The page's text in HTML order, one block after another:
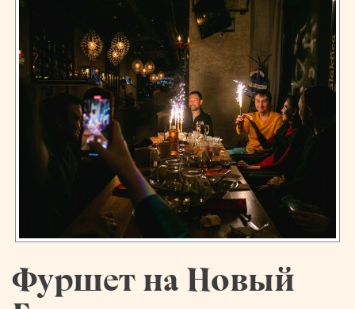
Фуршет на Новый